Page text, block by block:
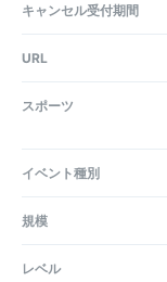
キャンセル受付期間
URL
スポーツ
イベント種別
規模
レベル